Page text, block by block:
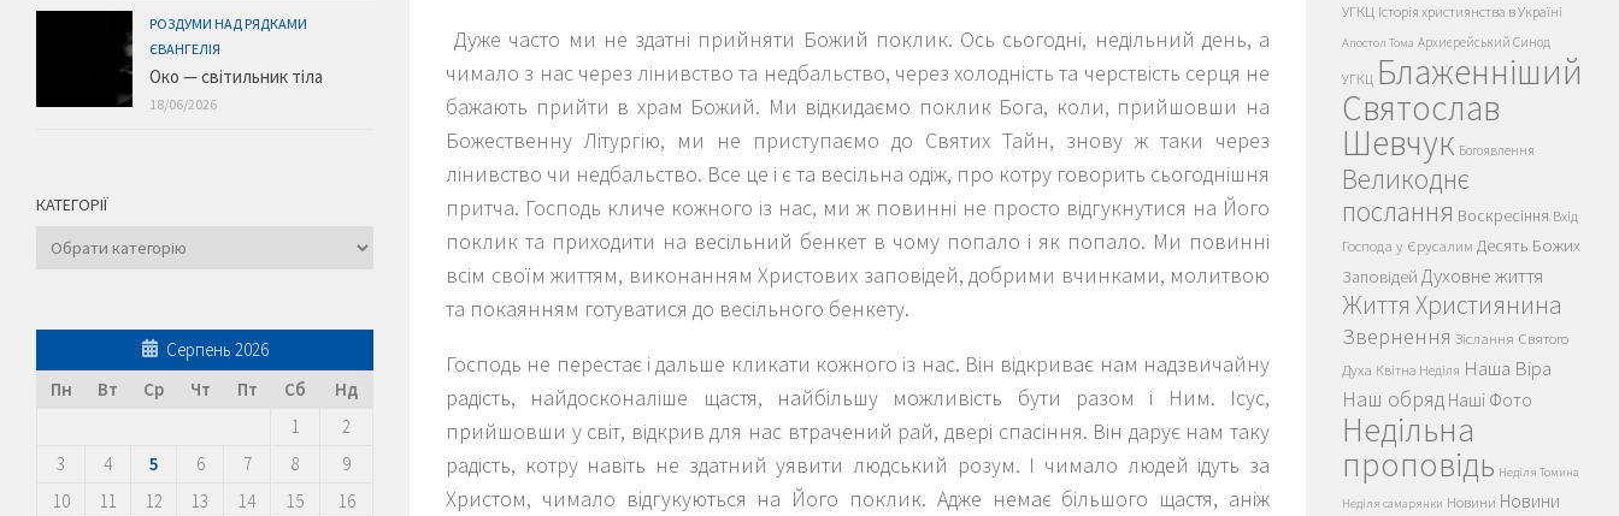
Дуже часто ми не здатні прийняти Божий поклик. Ось сьогодні, недільний день, а
чимало з нас через лінивство та недбальство, через холодність та черствість серця не
бажають прийти в храм Божий. Ми відкидаємо поклик Бога, коли, прийшовши на
Божественну Літургію, ми не приступаємо до Святих Тайн, знову ж таки через
лінивство чи недбальство. Все це і є та весільна одіж, про котру говорить сьогоднішня
притча. Господь кличе кожного із нас, ми ж повинні не просто відгукнутися на Його
поклик та приходити на весільний бенкет в чому попало і як попало. Ми повинні
всім своїм життям, виконанням Христових заповідей, добрими вчинками, молитвою
та покаянням готуватися до весільного бенкету.
Господь не перестає і дальше кликати кожного із нас. Він відкриває нам надзвичайну
радість, найдосконаліше щастя, найбільшу можливість бути разом і Ним. Ісус,
прийшовши у світ, відкрив для нас втрачений рай, двері спасіння. Він дарує нам таку
радість, котру навіть не здатний уявити людський розум. І чимало людей ідуть за
Христом, чимало відгукуються на Його поклик. Адже немає більшого щастя, аніж
РОЗДУМИ НАД РЯДКАМИ
ЄВАНГЕЛІЯ
Око — світильник тіла
18/06/2026
КАТЕГОРІЇ
Категорії
Серпень 2026
Пн
Вт Ср Чт Пт Сб
Нд
1
2
3
4 5 6 7 8
9
10
11 12 13 14 15
16
УГКЦ Історія християнства в Україні
Апостол Тома Архиєрейський Синод
УГКЦ Блаженніший
Святослав
Шевчук Богоявлення
Великоднє
послання Воскресіння Вхід
Господа у Єрусалим Десять Божих
Заповідей Духовне життя
Життя Християнина
Звернення Зіслання Святого
Духа Квітна Неділя Наша Віра
Наш обряд Наші Фото
Недільна
проповідь Неділя Томина
Неділя самарянки Новини Новини